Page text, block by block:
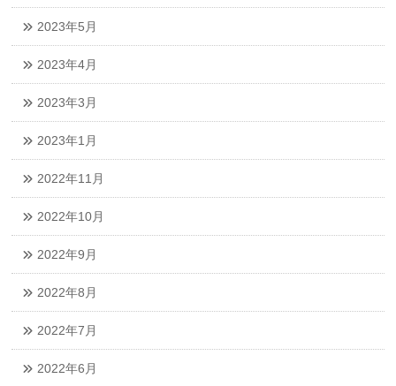
2023年5月
2023年4月
2023年3月
2023年1月
2022年11月
2022年10月
2022年9月
2022年8月
2022年7月
2022年6月